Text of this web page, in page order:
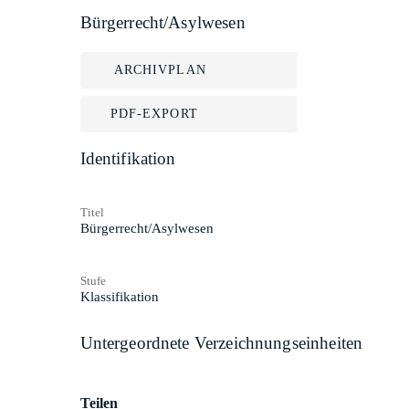
Bürgerrecht/Asylwesen
ARCHIVPLAN
PDF-EXPORT
Identifikation
Titel
Bürgerrecht/Asylwesen
Stufe
Klassifikation
Untergeordnete Verzeichnungseinheiten
Teilen